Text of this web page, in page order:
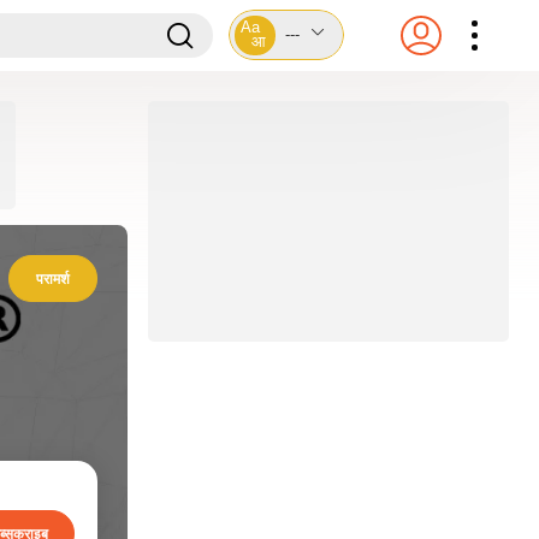
Aa
आ
---
परामर्श